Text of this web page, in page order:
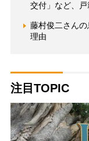
交付」など、
藤村俊二さん
理由
注目TOPIC